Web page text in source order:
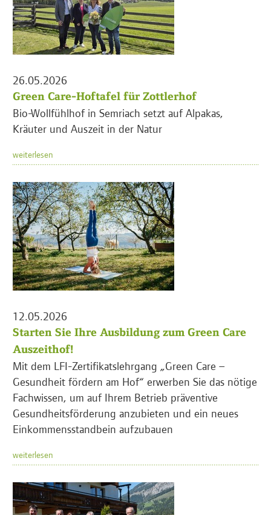
26.05.2026
Green Care-Hoftafel für Zottlerhof
Bio-Wollfühlhof in Semriach setzt auf Alpakas,
Kräuter und Auszeit in der Natur
weiterlesen
12.05.2026
Starten Sie Ihre Ausbildung zum Green Care
Auszeithof!
Mit dem LFI-Zertifikatslehrgang „Green Care –
Gesundheit fördern am Hof“ erwerben Sie das nötige
Fachwissen, um auf Ihrem Betrieb präventive
Gesundheitsförderung anzubieten und ein neues
Einkommensstandbein aufzubauen
weiterlesen